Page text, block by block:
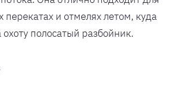
перекатах и отмелях летом, куда
полосатый разбойник.